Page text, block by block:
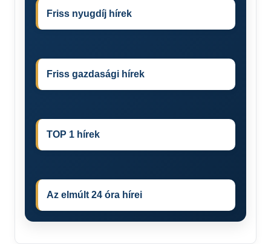
Friss nyugdíj hírek
Friss gazdasági hírek
TOP 1 hírek
Az elmúlt 24 óra hírei